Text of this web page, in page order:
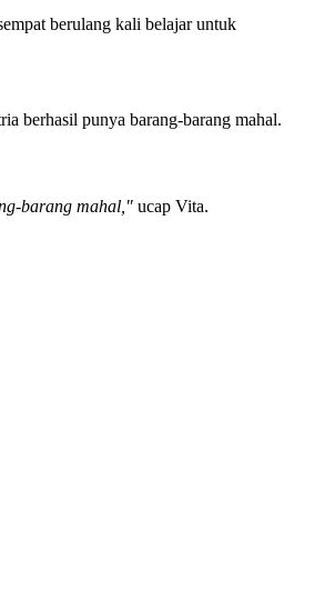
berulang kali belajar untuk
berhasil punya barang-barang mahal.
barang mahal," ucap Vita.